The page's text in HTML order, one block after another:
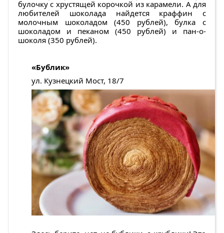
булочку с хрустящей корочкой из карамели. А для
любителей шоколада найдется краффин с
молочным шоколадом (450 рублей), булка с
шоколадом и пеканом (450 рублей) и пан-о-
шоколя (350 рублей).
«Бублик»
ул. Кузнецкий Мост, 18/7